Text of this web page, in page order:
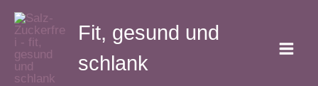
Zum
Inhalt
springen
Fit, gesund und
schlank